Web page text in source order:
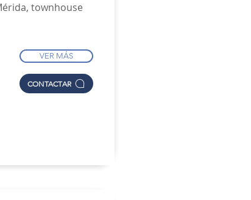
townhouse
VER MÁS
CONTACTAR